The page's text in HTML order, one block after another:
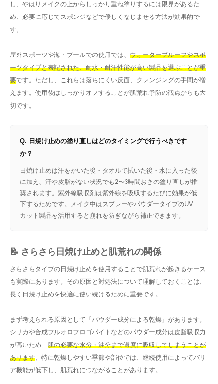
し、やはりメイクの上からしっかり重ね塗りするには限界があるた
め、必要に応じてスポンジなどで優しくなじませる方法が効果的で
す。
屋外スポーツや海・プールでの使用では、 ウォータープルーフやスポ
ーツタイプと表記された、耐水・耐汗性能が高い製品を選ぶことが重
要です。ただし、これらは落ちにくい反面、クレンジングの手間が増
えます。使用後はしっかりオフすることが肌荒れ予防の観点からも大
切です。
Q. 日焼け止めの塗り直しはどのタイミングで行うべきです
か？
日焼け止めは汗をかいた後・タオルで拭いた後・水に入った後
に加え、汗や皮脂がない状況でも2〜3時間おきの塗り直しが推
奨されます。紫外線吸収剤は紫外線を吸収するたびに効果が低
下するためです。メイク中はスプレーやパウダータイプのUV
カット製品を活用すると崩れを防ぎながら補正できます。
📝 さらさら日焼け止めと肌荒れの関係
さらさらタイプの日焼け止めを使用することで肌荒れが起きるケース
も実際にあります。その原因と対処法について理解しておくことは、
長く日焼け止めを快適に使い続けるために重要です。
まず考えられる原因として「パウダー成分による乾燥」があります。
シリカや合成フルオロフロゴパイトなどのパウダー成分は皮脂吸収力
が高いため、 肌の必要な水分・油分まで過度に吸収してしまうことが
あります。特に乾燥しやすい季節や部位では、継続使用によってバリ
ア機能が低下し、肌荒れにつながることがあります。